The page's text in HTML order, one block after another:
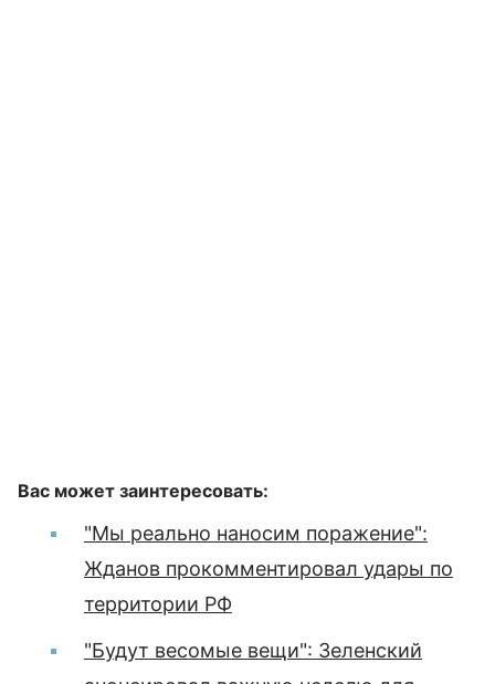
Вас может заинтересовать:
"Мы реально наносим поражение":
Жданов прокомментировал удары по
территории РФ
"Будут весомые вещи": Зеленский